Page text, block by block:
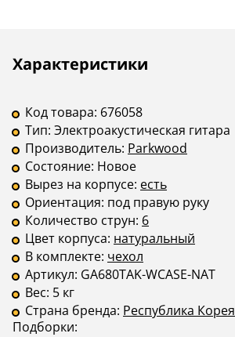
Мензура, дюймов
Верхняя дека —
Нижняя дека
Обечайка
—
Гриф
—
Накладка на гриф
Страна
производства
—
Описание
Характеристики
Инструкции
Код товара: 676058
Тип: Электроакустическая гитара
Производитель: Parkwood
Состояние: Новое
Вырез на корпусе: есть
Ориентация: под правую руку
Количество струн: 6
Цвет корпуса: натуральный
В комплекте: чехол
Артикул: GA680TAK-WCASE-NAT
Вес: 5 кг
Страна бренда: Республика Корея
Подборки: